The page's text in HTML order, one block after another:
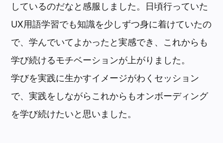
しているのだなと感服しました。日頃行っていた
UX用語学習でも知識を少しずつ身に着けていたの
で、学んでいてよかったと実感でき、これからも
学び続けるモチベーションが上がりました。
学びを実践に生かすイメージがわくセッション
で、実践をしながらこれからもオンボーディング
を学び続けたいと思いました。